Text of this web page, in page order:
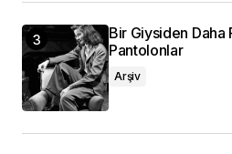
Bir Giysiden Daha
Pantolonlar
Arşiv